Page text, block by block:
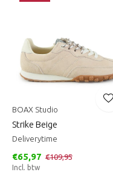
BOAX Studio
Strike Beige
Deliverytime
€65,97 €109,95
Incl. btw